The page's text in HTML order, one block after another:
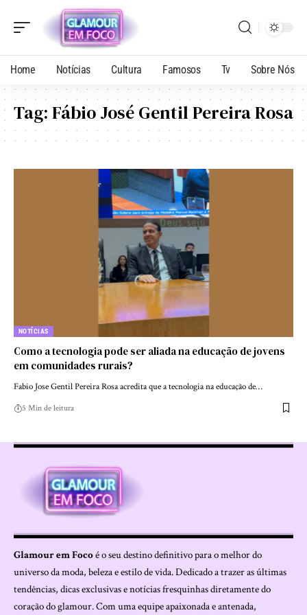
Home Notícias Cultura Famosos Tv Sobre Nós
Tag:Fábio José Gentil Pereira Rosa
NOTÍCIAS
Como a tecnologia pode ser aliada na educação de jovens
em comunidades rurais?
Fabio Jose Gentil Pereira Rosa acredita que a tecnologia na educação de…
5 Min de leitura
Glamour em Focoé o seu destino definitivo para o melhor do
universo da moda, beleza e estilo de vida. Dedicado a trazer as últimas
tendências, dicas exclusivas e notícias fresquinhas diretamente do
coração do glamour. Com uma equipe apaixonada e antenada,